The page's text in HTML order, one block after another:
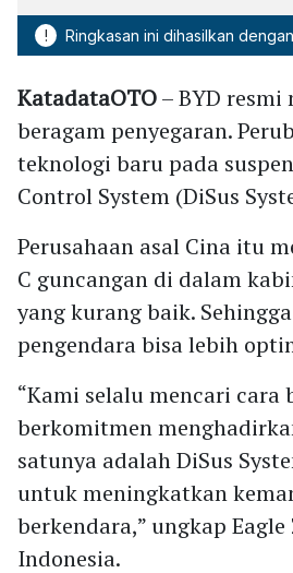
! Ringkasan ini dihasilkan
KatadataOTO– BYD resmi
beragam penyegaran.
teknologi baru pada
Control System (DiSus
Perusahaan asal Cina itu
C guncangan di dalam
yang kurang baik.
pengendara bisa lebih
“Kami selalu mencari
berkomitmen
satunya adalah DiSus
untuk meningkatkan
berkendara,” ungkap
Indonesia.